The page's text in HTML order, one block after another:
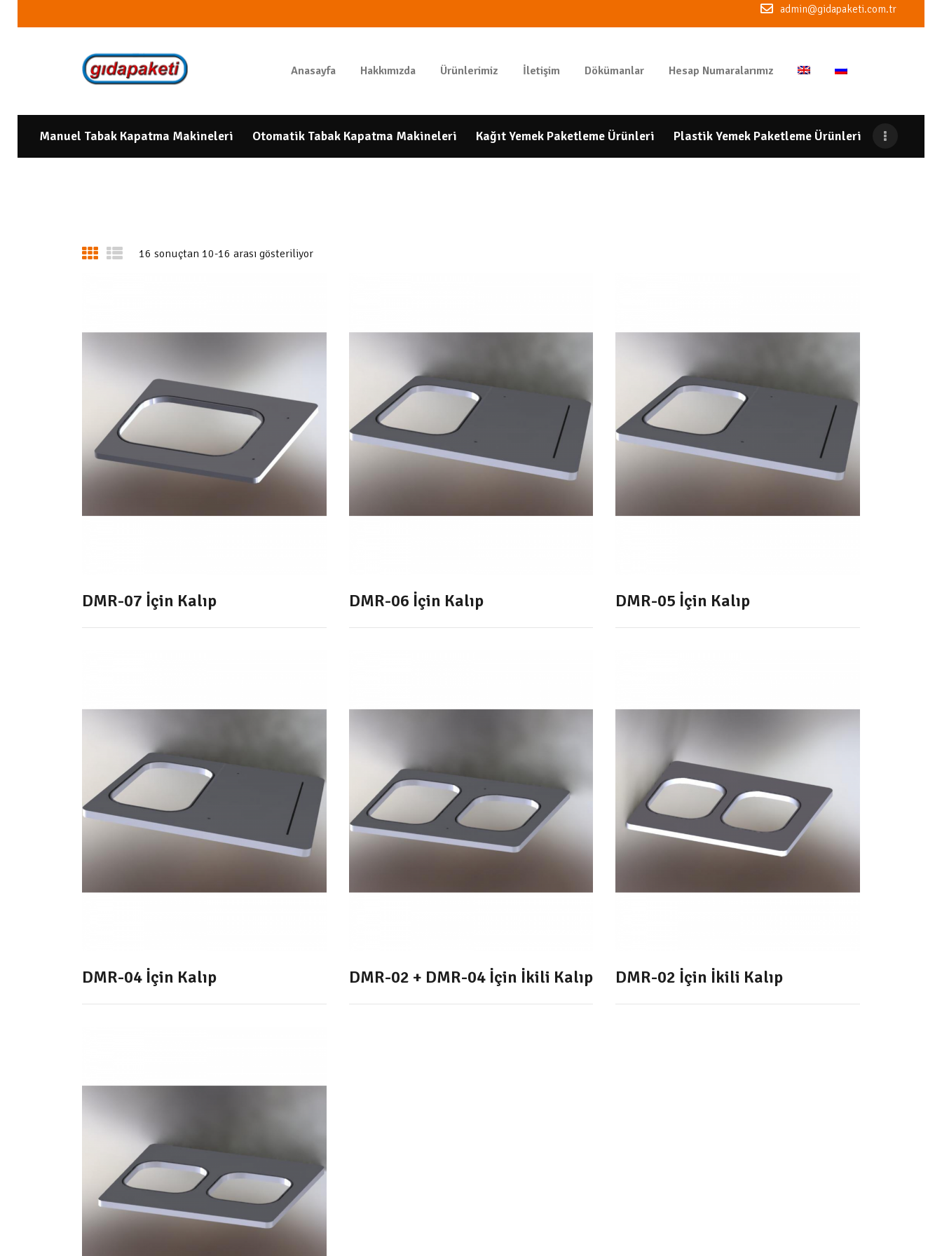
admin@gidapaketi.com.tr
Anasayfa Hakkımızda Ürünlerimiz İletişim Dökümanlar Hesap Numaralarımız
Manuel Tabak Kapatma Makineleri Otomatik Tabak Kapatma Makineleri Kağıt Yemek Paketleme Ürünleri Plastik Yemek Paketleme Ürünleri
GIDAPAKETI
ANASAYFA
HAKKIMIZDA
İLETIŞIM
16 sonuçtan 10-16 arası gösteriliyor
DMR-07 İçin Kalıp DMR-06 İçin Kalıp DMR-05 İçin Kalıp
DMR-04 İçin Kalıp DMR-02 + DMR-04 İçin İkili Kalıp DMR-02 İçin İkili Kalıp